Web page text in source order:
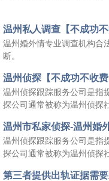
温州婚外情专业调查机构合
断。
温州侦探【不成功不收
温州侦探跟踪服务公司是指
探公司通常被称为温州侦探
温州市私家侦探-温州婚
温州侦探跟踪服务公司是指
探公司通常被称为温州侦探
第三者提供出轨证据需